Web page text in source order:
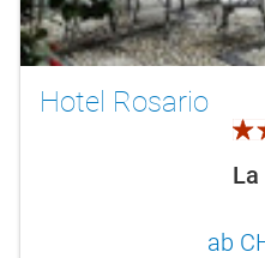
Hotel Rosario
La
ab